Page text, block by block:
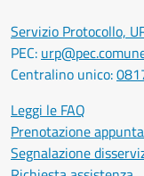
Servizio Protocollo,
PEC:
Centralino unico:
Leggi le FAQ
Prenotazione
Segnalazione